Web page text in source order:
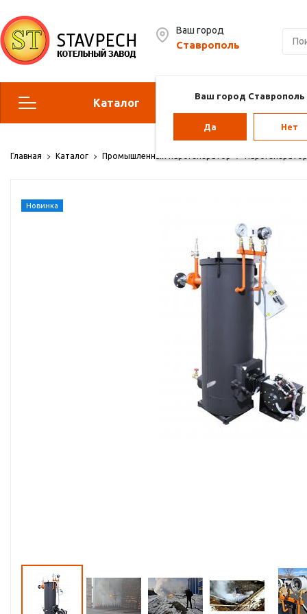
Ваш город
Ставрополь
Ваш город Ставрополь
Да Нет
Каталог
Отопительные котлы
Отопление для теплиц
Сервис
Главная Каталог Промышленный парогенератор
Новинка